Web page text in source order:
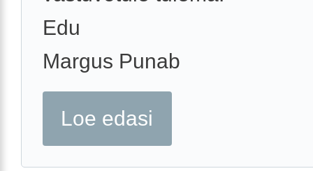
Edu
Margus Punab
Loe edasi